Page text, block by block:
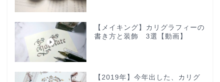
【メイキング】カリグラフィーの
書き方と装飾 3選【動画】
【2019年】今年出した、カリグ